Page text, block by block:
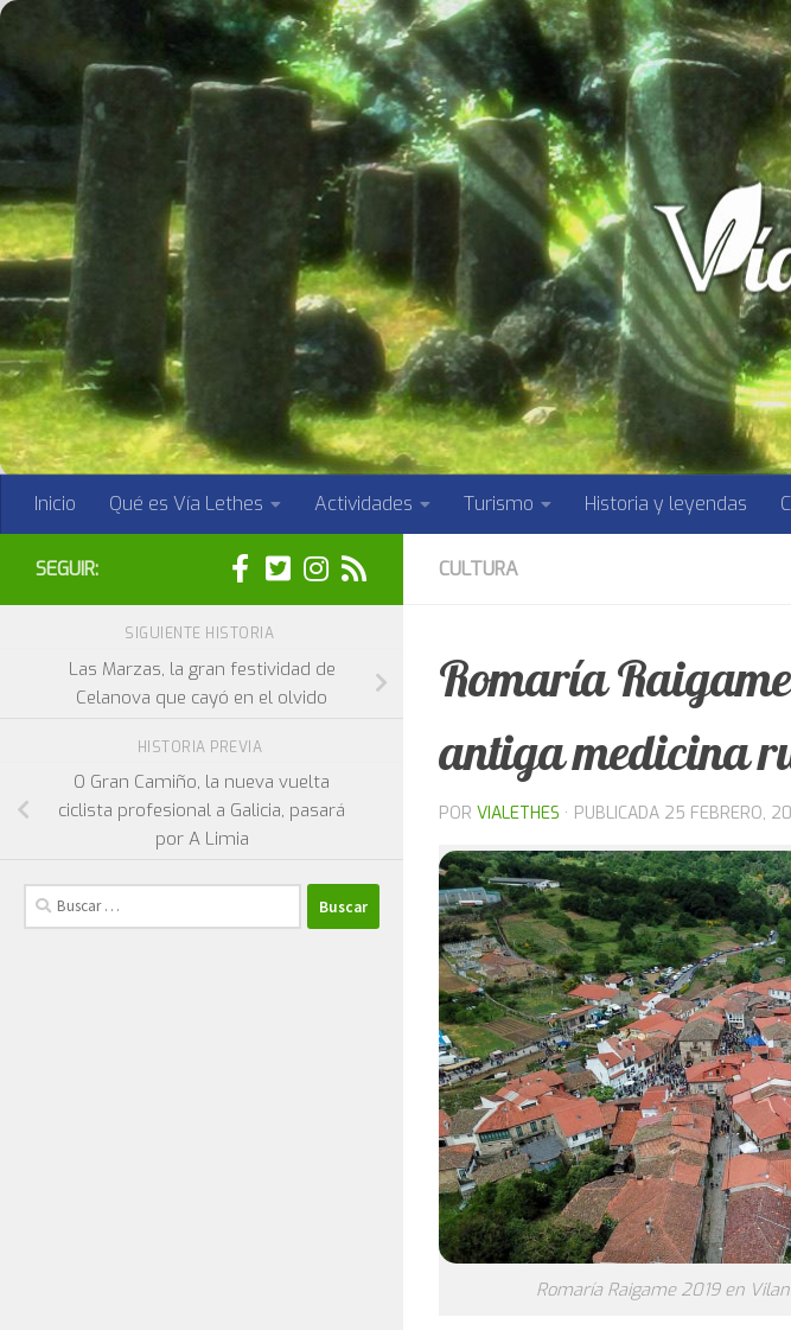
Saltar al contenido
Inicio Qué es Vía Lethes Actividades Turismo Historia y leyendas
CULTURA
Romaría
antiga medicina
POR VIALETHES · PUBLICADA 25 FEBRERO,
Romaría Raigame 2019 en
SEGUIR:
SIGUIENTE HISTORIA
Las Marzas, la gran festividad de
Celanova que cayó en el olvido
HISTORIA PREVIA
O Gran Camiño, la nueva vuelta
ciclista profesional a Galicia, pasará
por A Limia
Buscar: